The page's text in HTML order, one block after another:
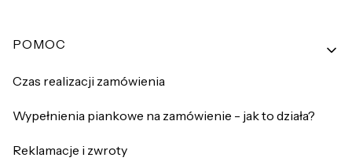
Linki w stopce
POMOC
Czas realizacji zamówienia
Wypełnienia piankowe na zamówienie - jak to działa?
Reklamacje i zwroty